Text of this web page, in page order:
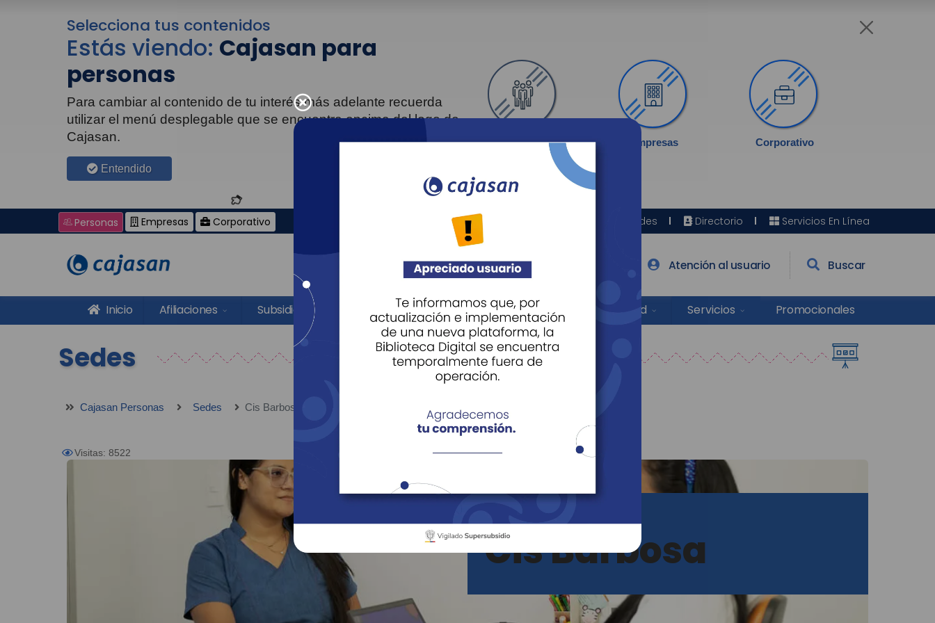
Selecciona tus contenidos
Estás viendo: Cajasan para
personas
Para cambiar al contenido de tu interés más adelante recuerda
utilizar el menú desplegable que se encuentra encima del logo de
Cajasan.
Entendido
Personas Empresas Corporativo
Personas Empresas Corporativo Sedes Directorio Servicios En Línea
Agéndate Atención al usuario Buscar
Inicio Afiliaciones Subsidios Recreación Educación Cultura Salud Servicios Promocionales
Sedes
Cajasan Personas Sedes Cis Barbosa
Visitas: 8522
Cis Barbosa